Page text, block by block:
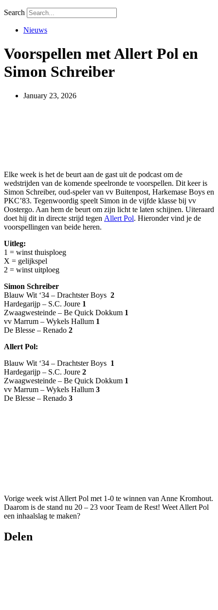
Search
Nieuws
Voorspellen met Allert Pol en
Simon Schreiber
January 23, 2026
Elke week is het de beurt aan de gast uit de podcast om de
wedstrijden van de komende speelronde te voorspellen. Dit keer is
Simon Schreiber, oud-speler van vv Buitenpost, Harkemase Boys en
PKC’83. Tegenwoordig speelt Simon in de vijfde klasse bij vv
Oostergo. Aan hem de beurt om zijn licht te laten schijnen. Uiteraard
doet hij dit in directe strijd tegen Allert Pol. Hieronder vind je de
voorspellingen van beide heren.
Uitleg:
1 = winst thuisploeg
X = gelijkspel
2 = winst uitploeg
Simon Schreiber
Blauw Wit ‘34 – Drachtster Boys 2
Hardegarijp – S.C. Joure 1
Zwaagwesteinde – Be Quick Dokkum 1
vv Marrum – Wykels Hallum 1
De Blesse – Renado 2
Allert Pol:
Blauw Wit ‘34 – Drachtster Boys 1
Hardegarijp – S.C. Joure 2
Zwaagwesteinde – Be Quick Dokkum 1
vv Marrum – Wykels Hallum 3
De Blesse – Renado 3
Vorige week wist Allert Pol met 1-0 te winnen van Anne Kromhout.
Daarom is de stand nu 20 – 23 voor Team de Rest! Weet Allert Pol
een inhaalslag te maken?
Delen